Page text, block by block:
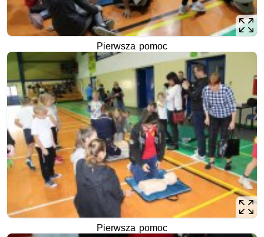
Pierwsza pomoc
Pierwsza pomoc